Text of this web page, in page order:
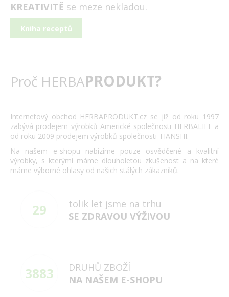
KREATIVITĚ se meze nekladou.
Kniha receptů
Proč HERBAPRODUKT?
Internetový obchod HERBAPRODUKT.cz se již od roku 1997
zabývá prodejem výrobků Americké společnosti HERBALIFE a
od roku 2009 prodejem výrobků společnosti TIANSHI.
Na našem e-shopu nabízíme pouze osvědčené a kvalitní
výrobky, s kterými máme dlouholetou zkušenost a na které
máme výborné ohlasy od našich stálých zákazníků.
29
tolik let jsme na trhu
SE ZDRAVOU VÝŽIVOU
3883
DRUHŮ ZBOŽÍ
NA NAŠEM E-SHOPU